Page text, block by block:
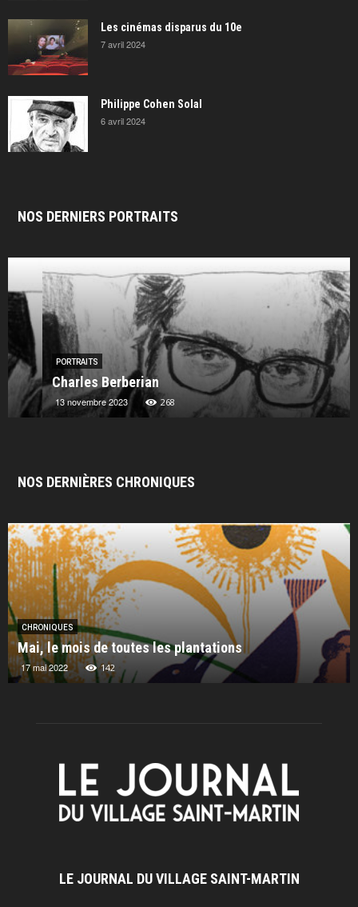
Les cinémas disparus du 10e
7 avril 2024
Philippe Cohen Solal
6 avril 2024
NOS DERNIERS PORTRAITS
PORTRAITS
Charles Berberian
13 novembre 2023 268
NOS DERNIÈRES CHRONIQUES
CHRONIQUES
Mai, le mois de toutes les plantations
17 mai 2022 142
LE JOURNAL DU VILLAGE SAINT-MARTIN